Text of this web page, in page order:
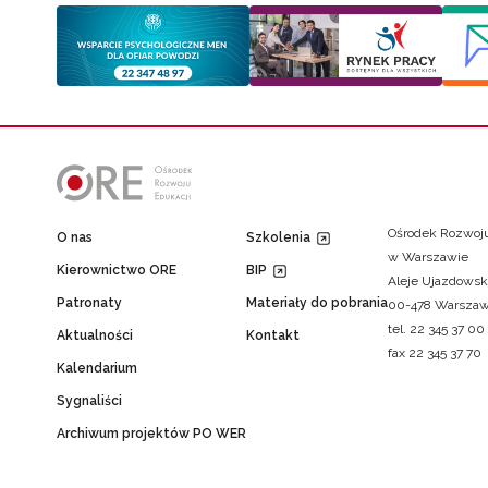
O nas
Kierownictwo ORE
Patronaty
Aktualności
Kalendarium
Sygnaliści
Archiwum projektów PO WER
Szkolenia
BIP
Materiały do pobrania
Kontakt
Ośrodek
w Warszawie
Aleje
00-478
tel. 22 345 37 00
fax 22 345 37 70